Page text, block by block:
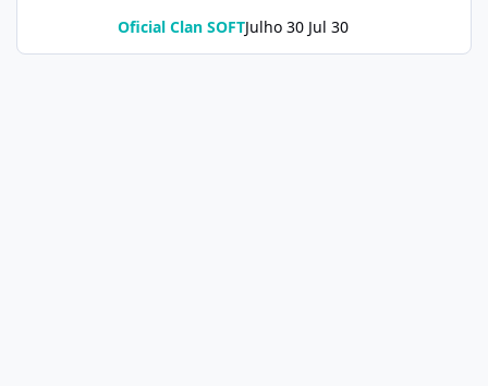
Oficial Clan SOFTJulho 30 Jul 30